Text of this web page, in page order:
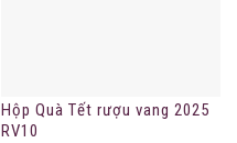
Hộp Quà Tết rượu vang 2025
RV10